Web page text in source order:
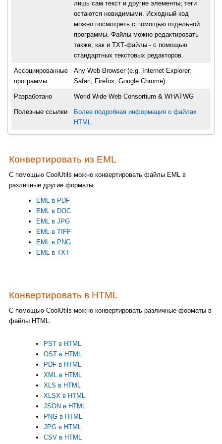
лишь сам текст и другие элементы; теги
остаются невидимыми. Исходный код
можно посмотреть с помощью отдельной
программы. Файлы можно редактировать
также, как и ТХТ-файлы - с помощью
стандартных текстовых редакторов.
Ассоциированные
программы
Any Web Browser (e.g. Internet Explorer,
Safari, Firefox, Google Chrome)
Разработано World Wide Web Consortium & WHATWG
Полезные ссылки
Более подробная информация о файлах
HTML
Конвертировать из EML
С помощью CoolUtils можно конвертировать файлы EML в
различные другие форматы:
EML в PDF
EML в DOC
EML в JPG
EML в TIFF
EML в PNG
EML в TXT
Конвертировать в HTML
С помощью CoolUtils можно конвертировать различные форматы в
файлы HTML:
PST в HTML
OST в HTML
PDF в HTML
XML в HTML
XLS в HTML
XLSX в HTML
JSON в HTML
PNG в HTML
JPG в HTML
CSV в HTML